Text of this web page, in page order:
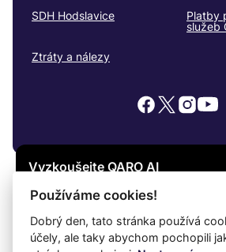
SDH Hodslavice
Platby
služeb
Ztráty a nálezy
© 2026Hodslavice Všechna práva
Snadné čtení
Prohlášení o ochraně soukromí
Vyzkoušejte QARO AI
Máte otázku? Zeptejte se na
Vyzkoušet
Používáme cookies!
Dobrý den, tato stránka používá
účely, ale taky abychom pochopili